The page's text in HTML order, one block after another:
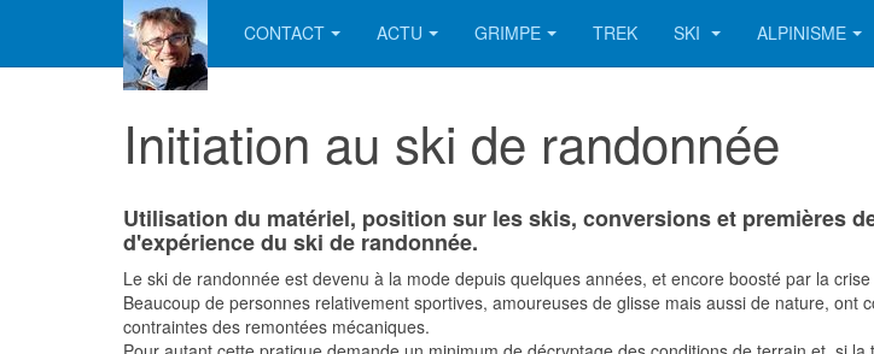
CONTACT ACTU GRIMPE TREK SKI ALPINISME
Initiation au ski de randonnée
Utilisation du matériel, position sur les skis, conversions et premières
d'expérience du ski de randonnée.
Le ski de randonnée est devenu à la mode depuis quelques années, et encore boosté par la
Beaucoup de personnes relativement sportives, amoureuses de glisse mais aussi de nature,
contraintes des remontées mécaniques.